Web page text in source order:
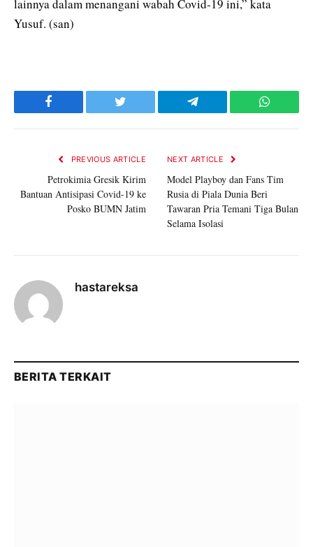
lainnya dalam menangani wabah Covid-19 ini,” kata
Yusuf. (san)
Facebook Twitter Telegram
PREVIOUS ARTICLE
Petrokimia Gresik Kirim
Bantuan Antisipasi Covid-19 ke
Posko BUMN Jatim
NEXT ARTICLE
Model Playboy dan Fans Tim
Rusia di Piala Dunia Beri
Tawaran Pria Temani Tiga Bulan
Selama Isolasi
hastareksa
BERITA TERKAIT